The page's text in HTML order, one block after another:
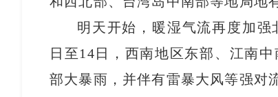
明天开始，暖湿气流再度加
日至14日，西南地区东部、江南
部大暴雨，并伴有雷暴大风等强对